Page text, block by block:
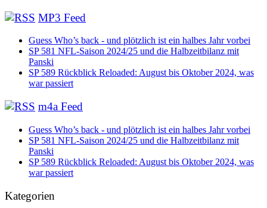
MP3 Feed
Guess Who’s back - und plötzlich ist ein halbes Jahr vorbei
SP 581 NFL-Saison 2024/25 und die Halbzeitbilanz mit
Panski
SP 589 Rückblick Reloaded: August bis Oktober 2024, was
war passiert
m4a Feed
Guess Who’s back - und plötzlich ist ein halbes Jahr vorbei
SP 581 NFL-Saison 2024/25 und die Halbzeitbilanz mit
Panski
SP 589 Rückblick Reloaded: August bis Oktober 2024, was
war passiert
Kategorien